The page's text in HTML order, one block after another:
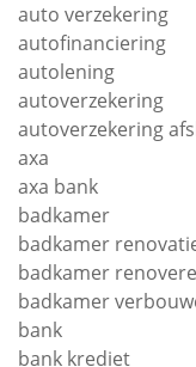
auto verzekering
autofinanciering
autolening
autoverzekering
autoverzekering
axa
axa bank
badkamer
badkamer
badkamer
badkamer
bank
bank krediet